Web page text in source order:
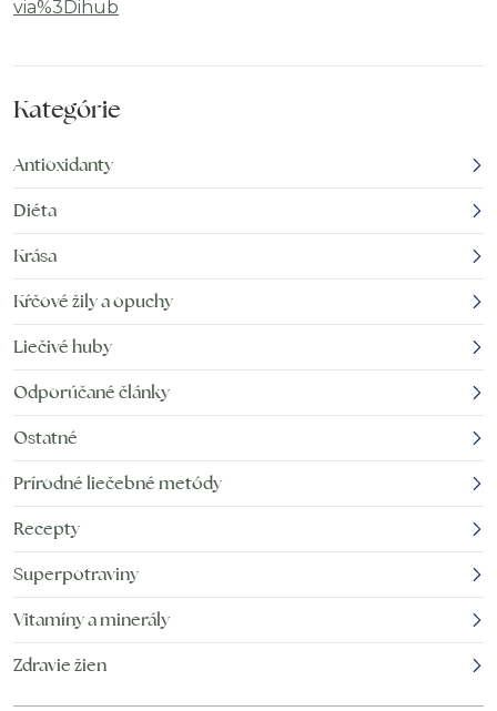
via%3Dihub
Kategórie
Antioxidanty
Diéta
Krása
Kŕčové žily a opuchy
Liečivé huby
Odporúčané články
Ostatné
Prírodné liečebné metódy
Recepty
Superpotraviny
Vitamíny a minerály
Zdravie žien